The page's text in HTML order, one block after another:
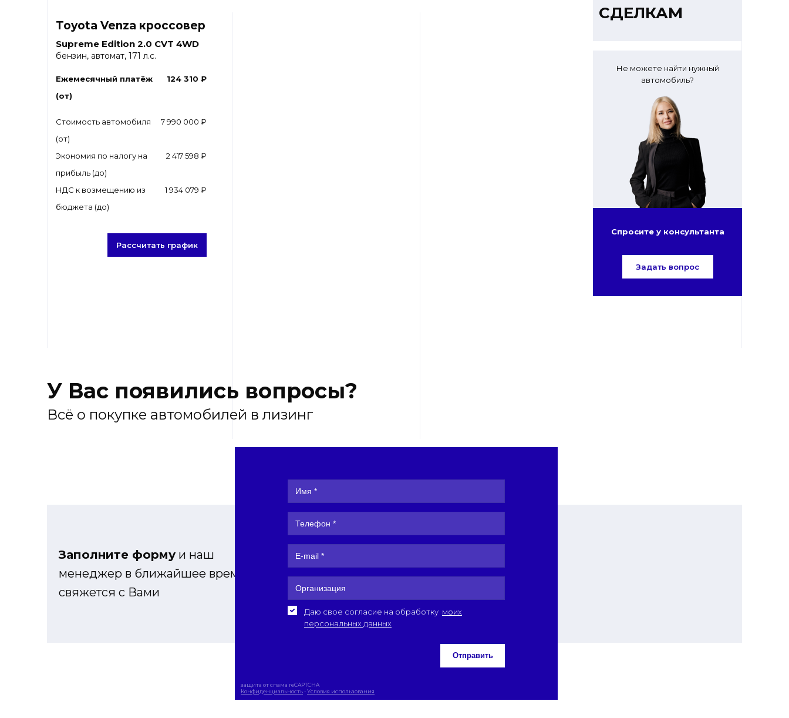
Toyota Venza кроссовер
Supreme Edition 2.0 CVT 4WD
бензин, автомат, 171 л.с.
Ежемесячный платёж
(от)
124 310 ₽
Стоимость автомобиля
(от)
7 990 000 ₽
Экономия по налогу на
прибыль (до)
2 417 598 ₽
НДС к возмещению из
бюджета (до)
1 934 079 ₽
Рассчитать график
СДЕЛКАМ
Не можете найти нужный
автомобиль?
Спросите у консультанта
Задать вопрос
У Вас появились вопросы?
Всё о покупке автомобилей в лизинг
Заполните форму и наш
менеджер в ближайшее время
свяжется с Вами
Даю свое согласие на обработку моих
персональных данных
Отправить
защита от спама reCAPTCHA
Конфиденциальность-Условия использования